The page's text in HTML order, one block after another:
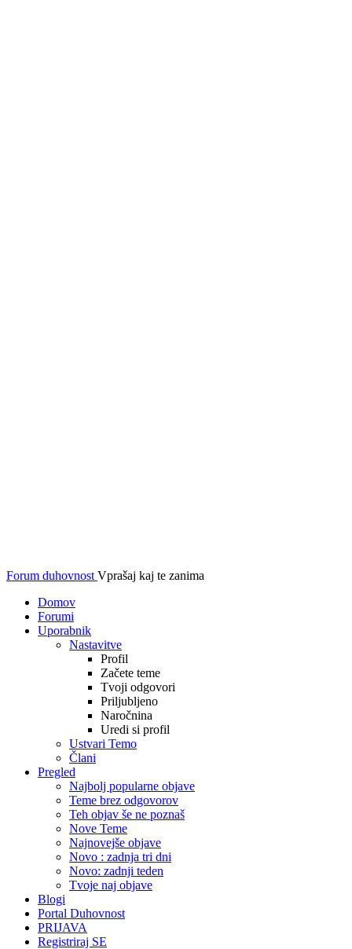
Forum duhovnost Vprašaj kaj te zanima
Domov
Forumi
Uporabnik
Nastavitve
Profil
Začete teme
Tvoji odgovori
Priljubljeno
Naročnina
Uredi si profil
Ustvari Temo
Člani
Pregled
Najbolj popularne objave
Teme brez odgovorov
Teh objav še ne poznaš
Nove Teme
Najnovejše objave
Novo : zadnja tri dni
Novo: zadnji teden
Tvoje naj objave
Blogi
Portal Duhovnost
PRIJAVA
Registriraj SE